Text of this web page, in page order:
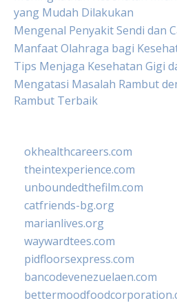
yang Mudah Dilakukan
Mengenal Penyakit Sendi dan
Manfaat Olahraga bagi
Tips Menjaga Kesehatan Gigi
Mengatasi Masalah Rambut
Rambut Terbaik
okhealthcareers.com
theintexperience.com
unboundedthefilm.com
catfriends-bg.org
marianlives.org
waywardtees.com
pidfloorsexpress.com
bancodevenezuelaen.com